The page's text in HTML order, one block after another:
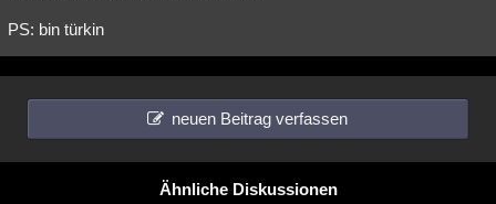
PS: bin türkin
neuen Beitrag verfassen
Ähnliche Diskussionen